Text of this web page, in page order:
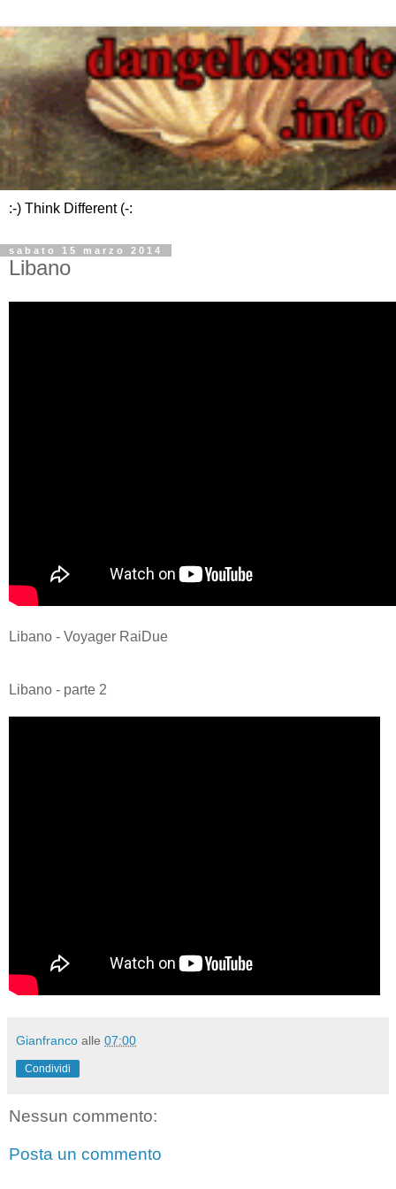
:-) Think Different (-:
sabato 15 marzo 2014
Libano
Libano - Voyager RaiDue
Libano - parte 2
Gianfranco alle 07:00
Condividi
Nessun commento:
Posta un commento